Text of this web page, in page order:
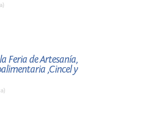
Feria de Artesanía,
,Cincel y